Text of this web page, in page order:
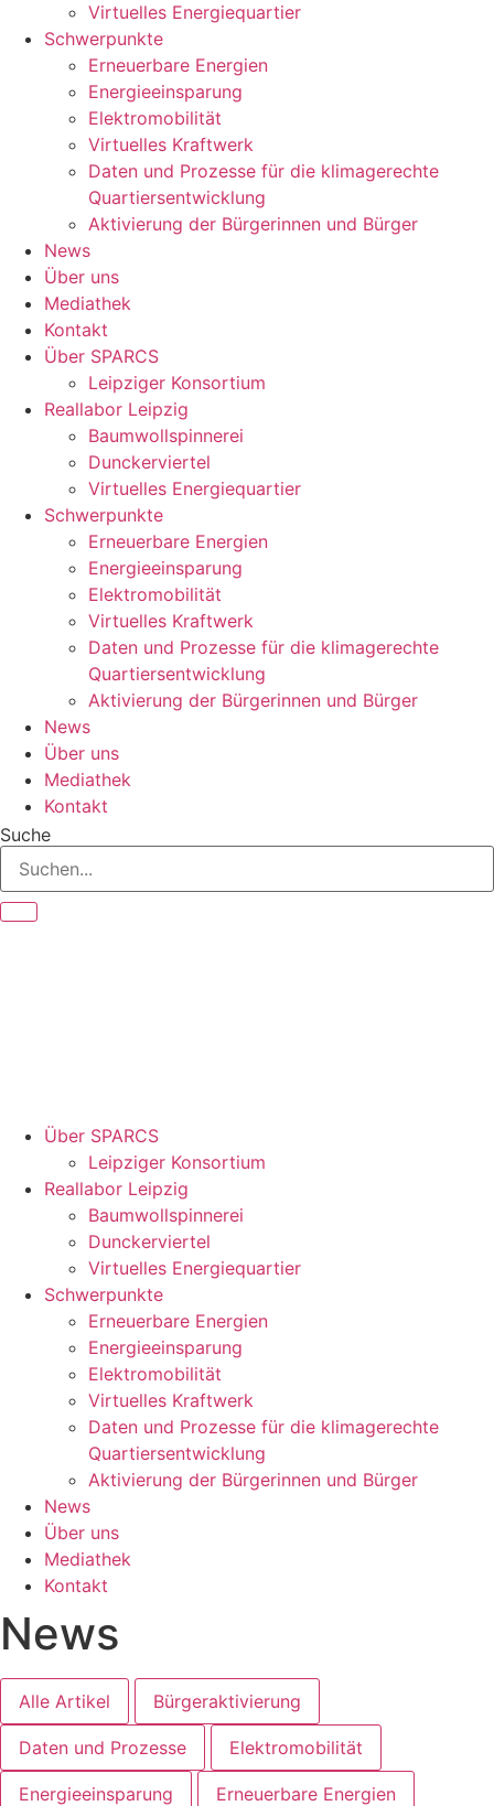
Virtuelles Energiequartier
Schwerpunkte
Erneuerbare Energien
Energieeinsparung
Elektromobilität
Virtuelles Kraftwerk
Daten und Prozesse für die klimagerechte
Quartiersentwicklung
Aktivierung der Bürgerinnen und Bürger
News
Über uns
Mediathek
Kontakt
Über SPARCS
Leipziger Konsortium
Reallabor Leipzig
Baumwollspinnerei
Dunckerviertel
Virtuelles Energiequartier
Schwerpunkte
Erneuerbare Energien
Energieeinsparung
Elektromobilität
Virtuelles Kraftwerk
Daten und Prozesse für die klimagerechte
Quartiersentwicklung
Aktivierung der Bürgerinnen und Bürger
News
Über uns
Mediathek
Kontakt
Suche
Über SPARCS
Leipziger Konsortium
Reallabor Leipzig
Baumwollspinnerei
Dunckerviertel
Virtuelles Energiequartier
Schwerpunkte
Erneuerbare Energien
Energieeinsparung
Elektromobilität
Virtuelles Kraftwerk
Daten und Prozesse für die klimagerechte
Quartiersentwicklung
Aktivierung der Bürgerinnen und Bürger
News
Über uns
Mediathek
Kontakt
News
Alle Artikel Bürgeraktivierung
Daten und Prozesse Elektromobilität
Energieeinsparung Erneuerbare Energien